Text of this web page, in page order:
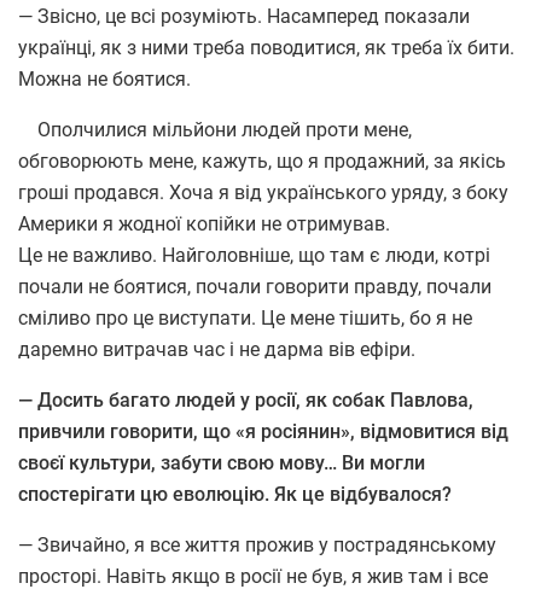
— Звісно, це всі розуміють. Насамперед показали
українці, як з ними треба поводитися, як треба їх бити.
Можна не боятися.
Ополчилися мільйони людей проти мене,
обговорюють мене, кажуть, що я продажний, за якісь
гроші продався. Хоча я від українського уряду, з боку
Америки я жодної копійки не отримував.
Це не важливо. Найголовніше, що там є люди, котрі
почали не боятися, почали говорити правду, почали
сміливо про це виступати. Це мене тішить, бо я не
даремно витрачав час і не дарма вів ефіри.
— Досить багато людей у росії, як собак Павлова,
привчили говорити, що «я росіянин», відмовитися від
своєї культури, забути свою мову… Ви могли
спостерігати цю еволюцію. Як це відбувалося?
— Звичайно, я все життя прожив у пострадянському
просторі. Навіть якщо в росії не був, я жив там і все